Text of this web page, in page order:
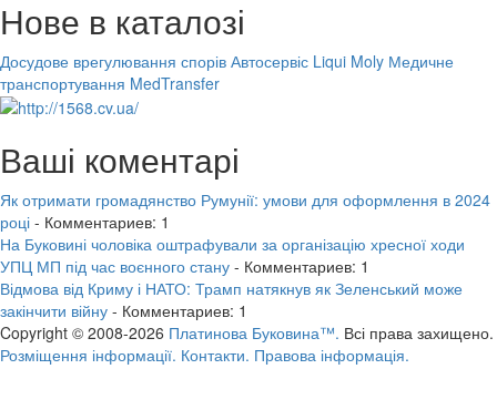
Нове в каталозі
Досудове врегулювання спорів Автосервіс Liqui Moly Медичне
транспортування MedTransfer
Ваші коментарі
Як отримати громадянство Румунії: умови для оформлення в 2024
році - Комментариев: 1
На Буковині чоловіка оштрафували за організацію хресної ходи
УПЦ МП під час воєнного стану - Комментариев: 1
Відмова від Криму і НАТО: Трамп натякнув як Зеленський може
закінчити війну - Комментариев: 1
Copyright © 2008-2026 Платинова Буковина™. Всі права захищено.
Розміщення інформації. Контакти. Правова інформація.